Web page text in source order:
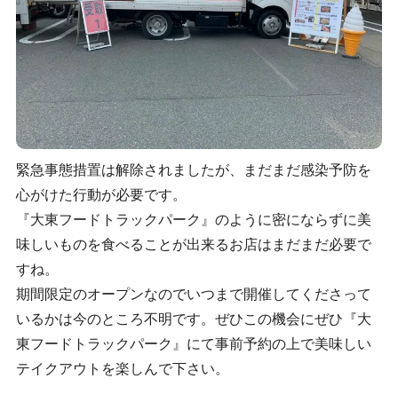
緊急事態措置は解除されましたが、まだまだ感染予防を
心がけた行動が必要です。
『大東フードトラックパーク』のように密にならずに美
味しいものを食べることが出来るお店はまだまだ必要で
すね。
期間限定のオープンなのでいつまで開催してくださって
いるかは今のところ不明です。ぜひこの機会にぜひ『大
東フードトラックパーク』にて事前予約の上で美味しい
テイクアウトを楽しんで下さい。